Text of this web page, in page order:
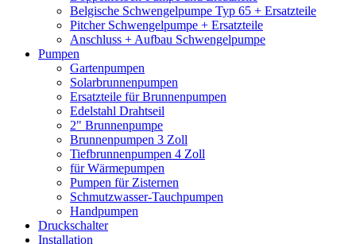
Belgische Schwengelpumpe Typ 65 + Ersatzteile
Pitcher Schwengelpumpe + Ersatzteile
Anschluss + Aufbau Schwengelpumpe
Pumpen
Gartenpumpen
Solarbrunnenpumpen
Ersatzteile für Brunnenpumpen
Edelstahl Drahtseil
2" Brunnenpumpe
Brunnenpumpen 3 Zoll
Tiefbrunnenpumpen 4 Zoll
für Wärmepumpen
Pumpen für Zisternen
Schmutzwasser-Tauchpumpen
Handpumpen
Druckschalter
Installation